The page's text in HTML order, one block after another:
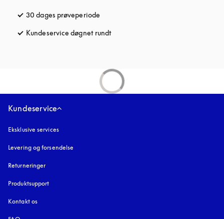
30 dages prøveperiode
Kundeservice døgnet rundt
Kundeservice
Eksklusive services
Levering og forsendelse
Returneringer
Produktsupport
Kontakt os